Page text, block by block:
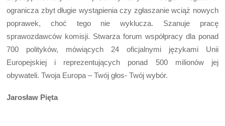
ogranicza zbyt długie wystąpienia czy zgłaszanie wciąż nowych
poprawek, choć tego nie wyklucza. Szanuje pracę
sprawozdawców komisji. Stwarza forum współpracy dla ponad
700 polityków, mówiących 24 oficjalnymi językami Unii
Europejskiej i reprezentujących ponad 500 milionów jej
obywateli. Twoja Europa – Twój głos- Twój wybór.
Jarosław Pięta